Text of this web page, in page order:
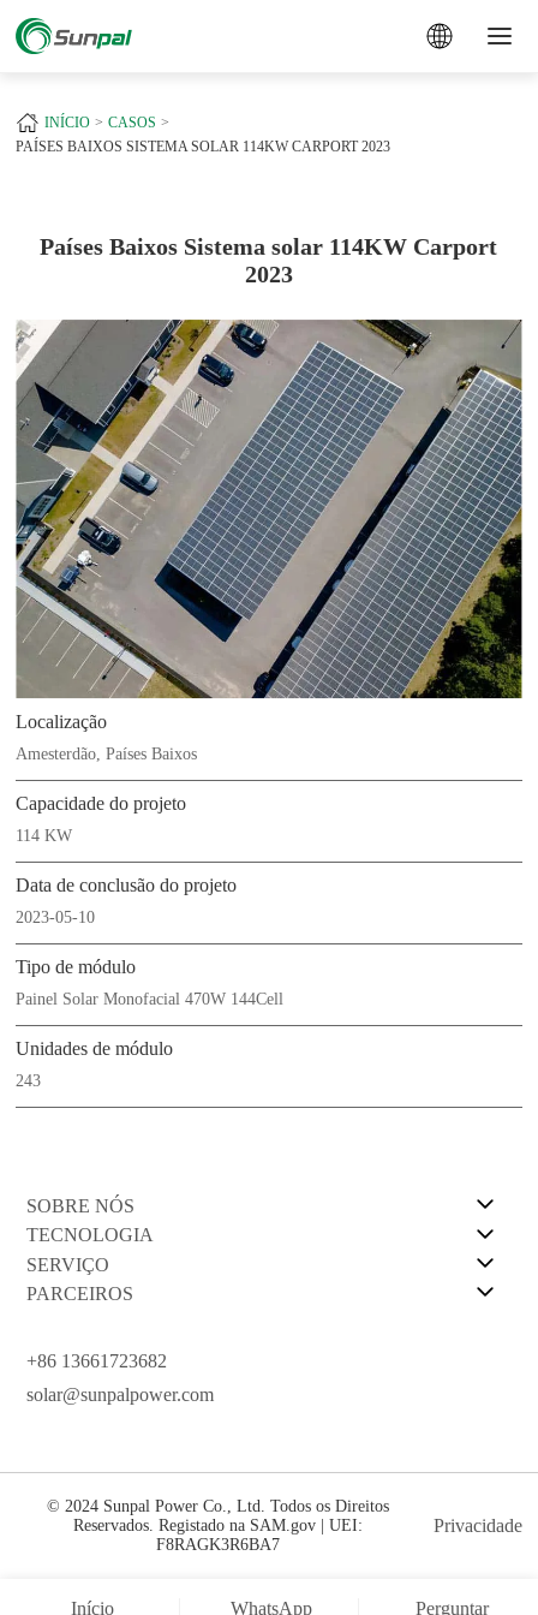
INÍCIO
CASOS
PAÍSES BAIXOS SISTEMA SOLAR 114KW CARPORT 2023
Países Baixos Sistema solar 114KW Carport
2023
Localização
Amesterdão, Países Baixos
Capacidade do projeto
114 KW
Data de conclusão do projeto
2023-05-10
Tipo de módulo
Painel Solar Monofacial 470W 144Cell
Unidades de módulo
243
SOBRE NÓS
TECNOLOGIA
SERVIÇO
PARCEIROS
+86 13661723682
solar@sunpalpower.com
© 2024 Sunpal Power Co., Ltd. Todos os Direitos
Reservados. Registado na SAM.gov | UEI:
F8RAGK3R6BA7
Privacidade
Início WhatsApp Perguntar